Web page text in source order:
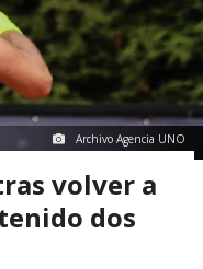
Archivo Agencia UNO
volver a
dos